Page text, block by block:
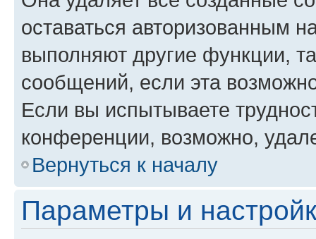
оставаться авторизованным
выполняют другие функции,
сообщений, если эта
Если вы испытываете
конференции, возможно,
Вернуться к началу
Параметры и